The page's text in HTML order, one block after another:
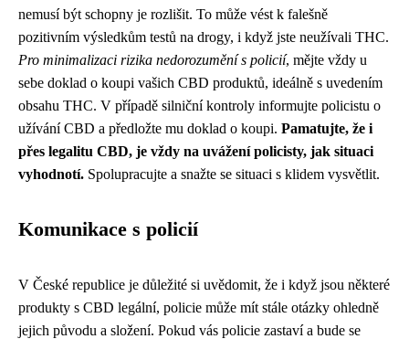
nemusí být schopny je rozlišit. To může vést k falešně
pozitivním výsledkům testů na drogy, i když jste neužívali THC.
Pro minimalizaci rizika nedorozumění s policií, mějte vždy u
sebe doklad o koupi vašich CBD produktů, ideálně s uvedením
obsahu THC. V případě silniční kontroly informujte policistu o
užívání CBD a předložte mu doklad o koupi. Pamatujte, že i
přes legalitu CBD, je vždy na uvážení policisty, jak situaci
vyhodnotí. Spolupracujte a snažte se situaci s klidem vysvětlit.
Komunikace s policií
V České republice je důležité si uvědomit, že i když jsou některé
produkty s CBD legální, policie může mít stále otázky ohledně
jejich původu a složení. Pokud vás policie zastaví a bude se